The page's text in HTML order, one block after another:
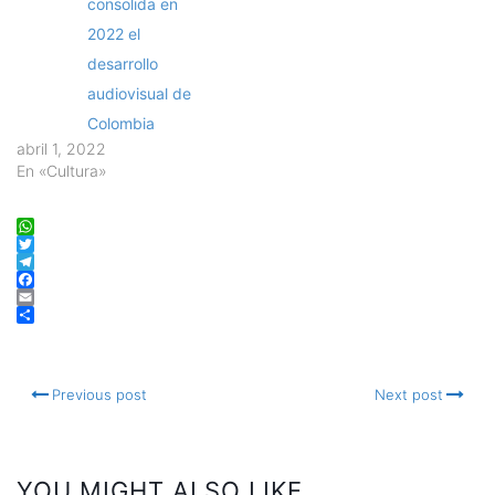
2022 el
desarrollo
audiovisual de
Colombia
abril 1, 2022
En «Cultura»
WhatsApp
Twitter
Telegram
Facebook
Email
Previous post Next post